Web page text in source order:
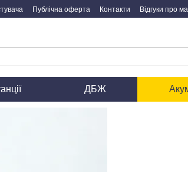
Публічна оферта Контакти Відгуки про
ДБЖ